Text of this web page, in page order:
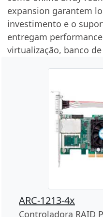
expansion garantem
investimento e o
entregam
virtualização, banco
ARC-1213-4x
Controladora RAID